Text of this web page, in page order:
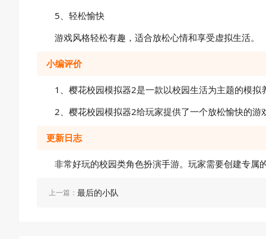
5、轻松愉快
游戏风格轻松有趣，适合放松心情和享受虚拟生活。
小编评价
1、樱花校园模拟器2是一款以校园生活为主题的模
2、樱花校园模拟器2给玩家提供了一个放松愉快的
更新日志
非常好玩的校园类角色扮演手游。玩家需要创建专
上一篇： 最后的小队